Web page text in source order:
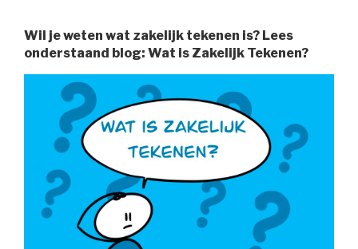
Wil je weten wat zakelijk tekenen is? Lees
onderstaand blog: Wat is Zakelijk Tekenen?